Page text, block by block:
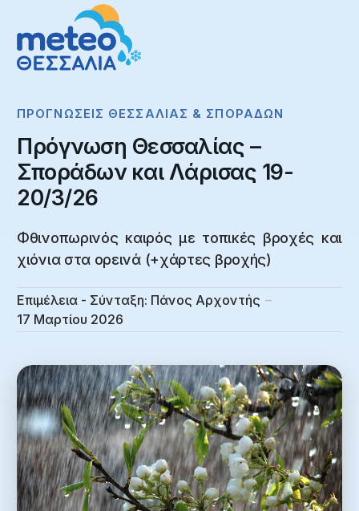
ΠΡΟΓΝΏΣΕΙΣ ΘΕΣΣΑΛΊΑΣ & ΣΠΟΡΆΔΩΝ
Πρόγνωση Θεσσαλίας –
Σποράδων και Λάρισας 19-
20/3/26
Φθινοπωρινός καιρός με τοπικές βροχές και
χιόνια στα ορεινά (+χάρτες βροχής)
Επιμέλεια - Σύνταξη: Πάνος Αρχοντής
17 Μαρτίου 2026